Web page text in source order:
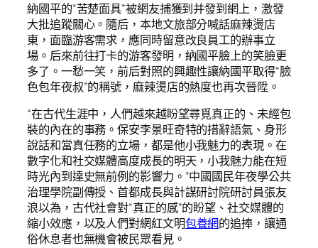
納國平的“苦楚面具”被網友捕獲到并發到網上，激發
大批追蹤關心。隨后，本地文旅部分喊話麻辣燙店
東，面臨游客需求，應同時留意改良員工的辦事立
場。后來前往打卡的游客發明，納國平臉上的笑臉更
多了。一愁一笑，前后對照的興趣性讓納國平取得“臉
色包年夜叔”的稱號，麻辣燙店的熱度也再次晉陞。
“在古代生涯中，人們越來越盼望尋覓真正的、未經包
裝的內在的事務。保安李景旺奇特的措辭語氣、身形
說話和當真任務的立場，都是他小我魅力的表現。在
數字化和社交媒體高度成長的明天，小我魅力能在短
時光內到達史無前例的影響力。”中國國民年夜學公共
治理學院副傳授、首都成長與計謀研討院研討員張友
浪以為，古代社會對“真正的感”的盼望、社交媒體的
縮小效應，以及人們對網紅文明包養網的追捧，讓通
俗休息者也無機會被民眾看見。